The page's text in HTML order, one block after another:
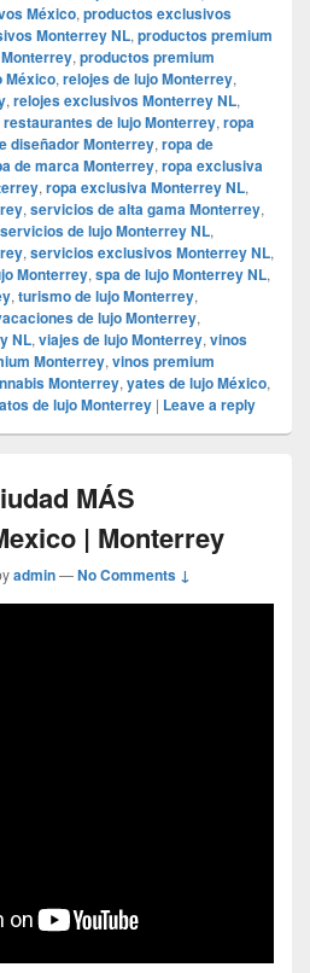
México, productos exclusivos
Monterrey NL, productos premium
, productos premium
México, relojes de lujo Monterrey,
, relojes exclusivos Monterrey NL,
restaurantes de lujo Monterrey, ropa
diseñador Monterrey, ropa de
de marca Monterrey, ropa exclusiva
, ropa exclusiva Monterrey NL,
, servicios de alta gama Monterrey,
servicios de lujo Monterrey NL,
, servicios exclusivos Monterrey NL,
Monterrey, spa de lujo Monterrey NL,
, turismo de lujo Monterrey,
de lujo Monterrey,
NL, viajes de lujo Monterrey, vinos
Monterrey, vinos premium
Monterrey, yates de lujo México,
de lujo Monterrey | Leave a reply
MÁS
| Monterrey
admin—No Comments ↓